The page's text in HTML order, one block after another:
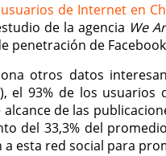
de Internet en
de la agencia We
penetración de
otros datos
el 93% de los
de las
del 33,3% del
esta red social para